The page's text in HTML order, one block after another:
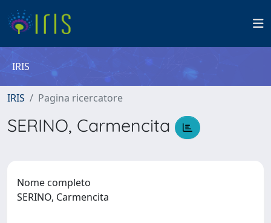
IRIS
IRIS Pagina ricercatore
SERINO, Carmencita
Nome completo
SERINO, Carmencita